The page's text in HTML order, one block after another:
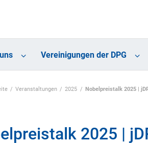
Vereinigungen der DPG
Veranstaltungen 2025 Nobelpreistalk 2025 |
2025 |